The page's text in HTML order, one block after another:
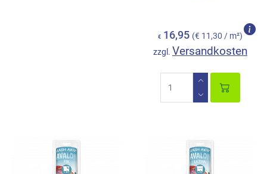
€ 16,95 (€ 11,30 / m²)
zzgl. Versandkosten